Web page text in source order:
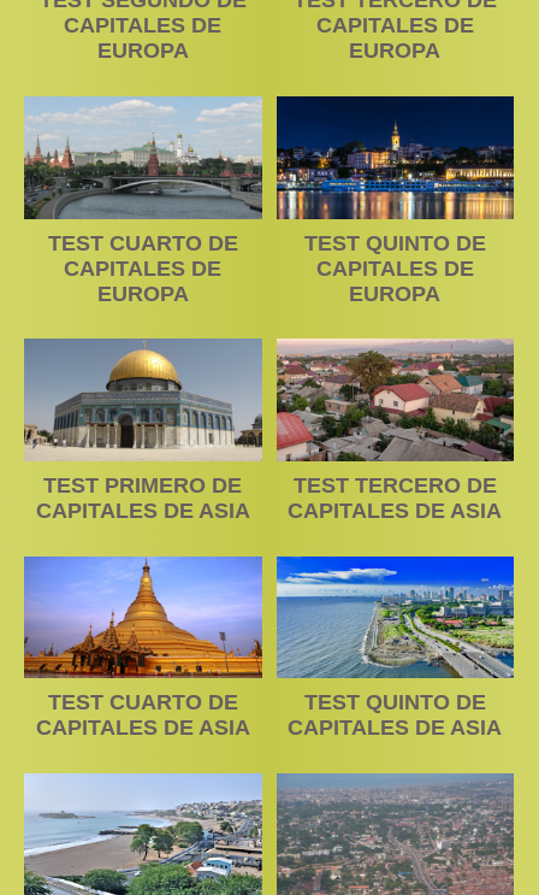
CAPITALES DE
EUROPA
CAPITALES DE
EUROPA
TEST CUARTO DE
CAPITALES DE
EUROPA
TEST QUINTO DE
CAPITALES DE
EUROPA
TEST PRIMERO DE
CAPITALES DE ASIA
TEST TERCERO DE
CAPITALES DE ASIA
TEST CUARTO DE
CAPITALES DE ASIA
TEST QUINTO DE
CAPITALES DE ASIA